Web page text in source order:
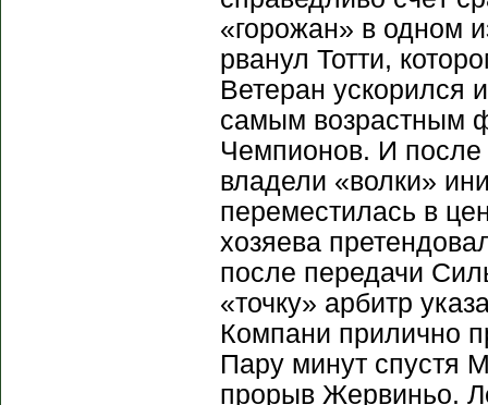
«горожан» в одном
рванул Тотти,
Ветеран ускорился
самым возрастным
Чемпионов. И после
владели «волки»
переместилась в
хозяева
после передачи
«точку» арбитр
Компани прилично
Пару минут спустя
прорыв Жервиньо.